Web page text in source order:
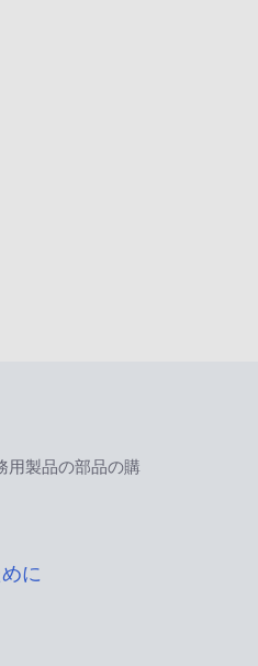
用製品の部品の購
に